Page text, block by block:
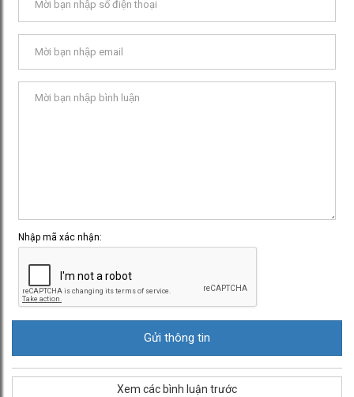
Nhập mã xác nhận:
Xem các bình luận trước